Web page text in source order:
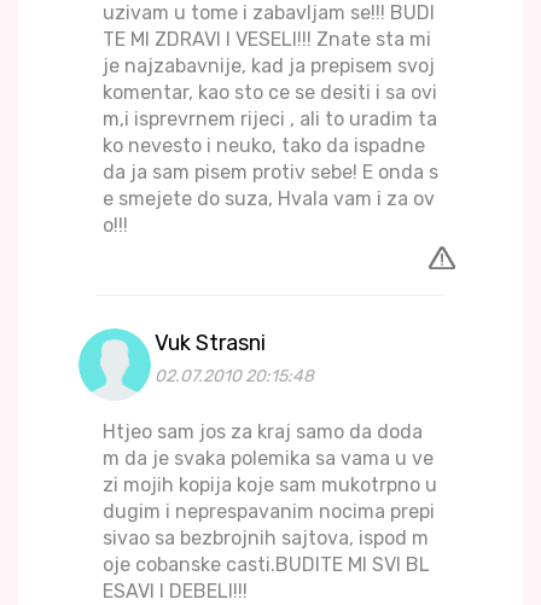
uzivam u tome i zabavljam se!!! BUDI
TE MI ZDRAVI I VESELI!!! Znate sta mi
je najzabavnije, kad ja prepisem svoj
komentar, kao sto ce se desiti i sa ovi
m,i isprevrnem rijeci , ali to uradim ta
ko nevesto i neuko, tako da ispadne
da ja sam pisem protiv sebe! E onda s
e smejete do suza, Hvala vam i za ov
o!!!
Vuk Strasni
02.07.2010 20:15:48
Htjeo sam jos za kraj samo da doda
m da je svaka polemika sa vama u ve
zi mojih kopija koje sam mukotrpno u
dugim i neprespavanim nocima prepi
sivao sa bezbrojnih sajtova, ispod m
oje cobanske casti.BUDITE MI SVI BL
ESAVI I DEBELI!!!